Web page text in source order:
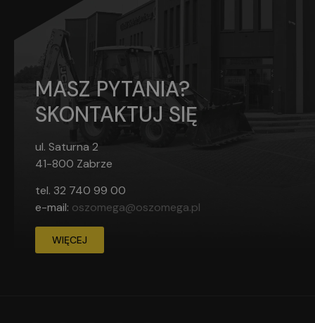
MASZ PYTANIA?
SKONTAKTUJ SIĘ
ul. Saturna 2
41-800 Zabrze
tel. 32 740 99 00
e-mail: oszomega@oszomega.pl
WIĘCEJ